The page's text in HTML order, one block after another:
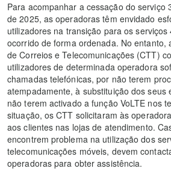
Para acompanhar a cessação do serviço
de 2025, as operadoras têm envidado
utilizadores na transição para os
ocorrido de forma ordenada. No entanto,
de Correios e Telecomunicações (CTT)
utilizadores de determinada operadora
chamadas telefónicas, por não terem
atempadamente, à substituição dos seus
não terem activado a função VoLTE nos
situação, os CTT solicitaram às
aos clientes nas lojas de atendimento.
encontrem problema na utilização dos
telecomunicações móveis, devem
operadoras para obter assistência.